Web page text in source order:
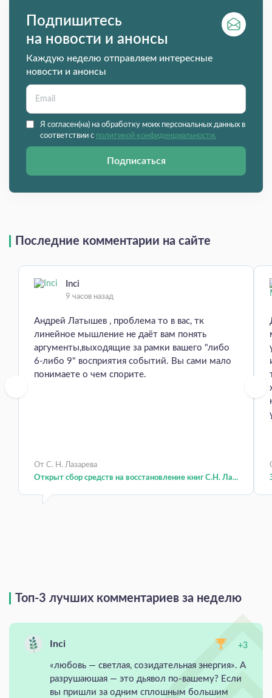
Подпишитесь
на новости и анонсы
Каждую неделю отправляем интересные
новости и анонсы
Я согласен(на) на обработку моих персональных данных в
соответствии с политикой конфиденциальности.
Подписаться
Последние комментарии на сайте
Inci
9 часов назад
Андрей Латышев , проблема то в вас, тк
линейное мышление не даёт вам понять
аргументы,выходящие за рамки вашего "либо
6-либо 9" восприятия событий. Вы сами мало
понимаете о чем спорите.
От С. Н. Лазарева
Открыт сбор средств на восстановление книг С.Н. Ла...
Топ-3 лучших комментариев за неделю
Inci +3
«любовь — светлая, созидательная энергия». А
разрушаюшая — это дьявол по-вашему? Если
вы пришли за одним сплошным большим